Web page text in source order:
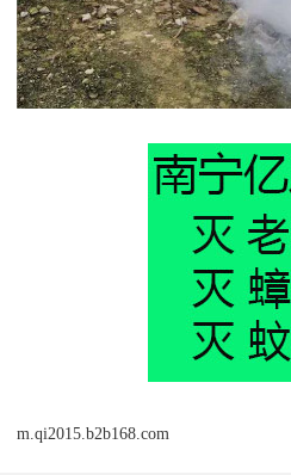
m.qi2015.b2b168.com